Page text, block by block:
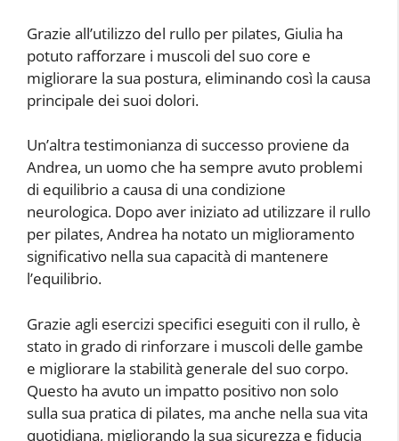
Grazie all’utilizzo del rullo per pilates, Giulia ha
potuto rafforzare i muscoli del suo core e
migliorare la sua postura, eliminando così la causa
principale dei suoi dolori.
Un’altra testimonianza di successo proviene da
Andrea, un uomo che ha sempre avuto problemi
di equilibrio a causa di una condizione
neurologica. Dopo aver iniziato ad utilizzare il rullo
per pilates, Andrea ha notato un miglioramento
significativo nella sua capacità di mantenere
l’equilibrio.
Grazie agli esercizi specifici eseguiti con il rullo, è
stato in grado di rinforzare i muscoli delle gambe
e migliorare la stabilità generale del suo corpo.
Questo ha avuto un impatto positivo non solo
sulla sua pratica di pilates, ma anche nella sua vita
quotidiana, migliorando la sua sicurezza e fiducia